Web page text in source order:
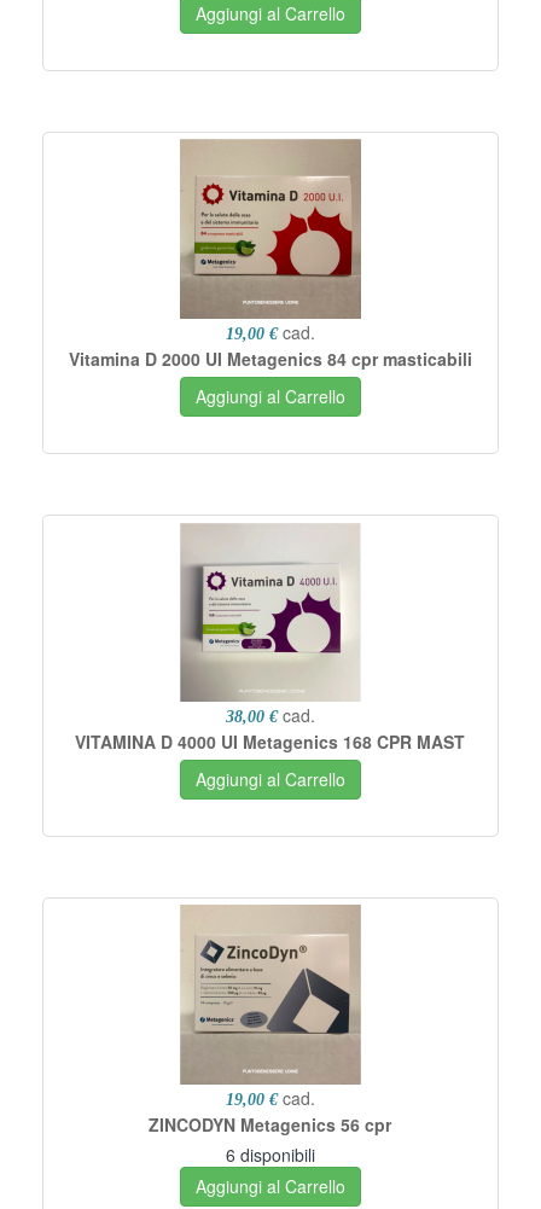
Aggiungi al Carrello
19,00 € cad.
Vitamina D 2000 UI Metagenics 84 cpr masticabili
Aggiungi al Carrello
38,00 € cad.
VITAMINA D 4000 UI Metagenics 168 CPR MAST
Aggiungi al Carrello
19,00 € cad.
ZINCODYN Metagenics 56 cpr
6 disponibili
Aggiungi al Carrello